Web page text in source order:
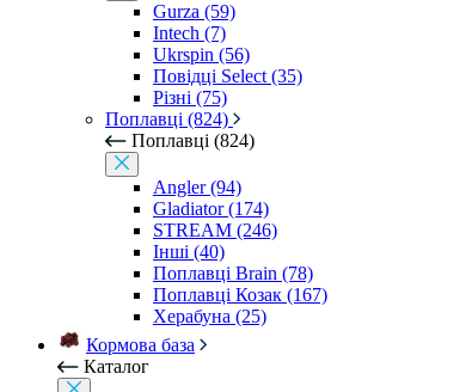
Gurza (59)
Intech (7)
Ukrspin (56)
Повідці Select (35)
Різні (75)
Поплавці (824)
Поплавці (824)
Angler (94)
Gladiator (174)
STREAM (246)
Інші (40)
Поплавці Brain (78)
Поплавці Козак (167)
Херабуна (25)
Кормова база
Каталог